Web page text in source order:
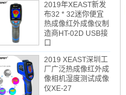
2019年XEAST新发
布32 * 32迷你便宜
热成像红外成像仪制
造商HT-02D USB接
口
2019 XEAST深圳工
厂广泛热成像红外成
像相机湿度测试成像
仪XE-27